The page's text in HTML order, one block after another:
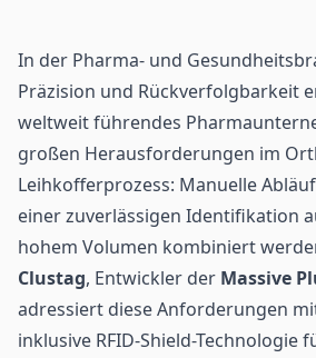
In der Pharma- und
Präzision und Rückverfolgbarkeit
weltweit führendes
großen Herausforderungen im
Leihkofferprozess: Manuelle
einer zuverlässigen Identifikation
hohem Volumen kombiniert
Clustag, Entwickler der Massive
adressiert diese Anforderungen
inklusive RFID-Shield-Technologie